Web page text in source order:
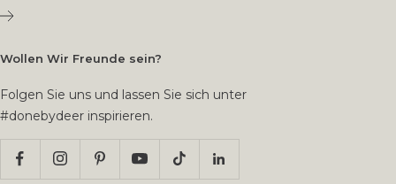
Wollen Wir Freunde sein?
Folgen Sie uns und lassen Sie sich unter
#donebydeer inspirieren.